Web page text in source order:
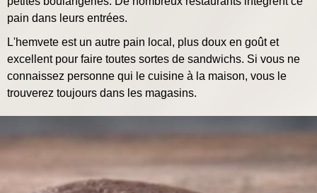
pain dans leurs entrées.
L'hemvete est un autre pain local, plus doux en goût et
excellent pour faire toutes sortes de sandwichs. Si vous ne
connaissez personne qui le cuisine à la maison, vous le
trouverez toujours dans les magasins.